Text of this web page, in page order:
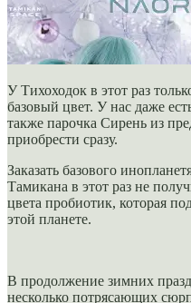
У Тихоходок в этот раз
базовый цвет. У нас даже
также парочка Сирень из
приобрести сразу.
Заказать базового
Тамикана в этот раз не
цвета пробиотик, которая
этой планете.
В продолжение зимних
несколько потрясающих